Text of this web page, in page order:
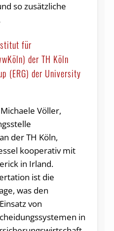
so zusätzliche
für
der TH Köln
(ERG) der University
Völler,
der TH Köln,
kooperativ mit
in Irland.
ist die
was den
von
in